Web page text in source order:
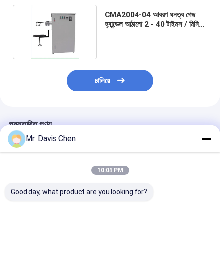
CMA2004-04 আবরণ ঘনত্ব গেজ
হ্যান্ডেল আঠালো 2 - 40 টাইমস / মিনি
চালিয়ে
প্রস্তাবিত পণ্য
Mr. Davis Chen
10:04 PM
Good day, what product are you looking for?